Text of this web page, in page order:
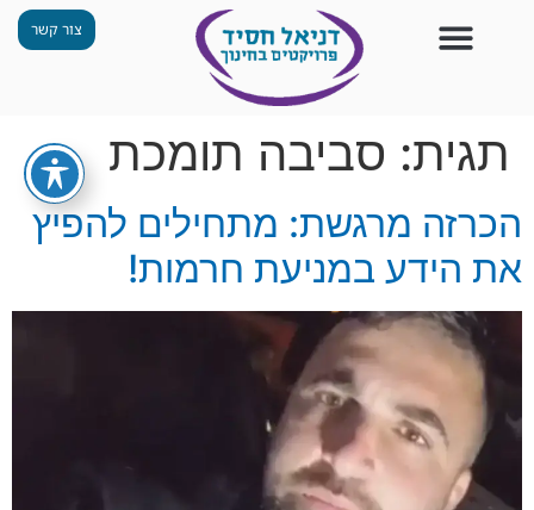
צור קשר
תגית: סביבה תומכת
הכרזה מרגשת: מתחילים להפיץ
את הידע במניעת חרמות!